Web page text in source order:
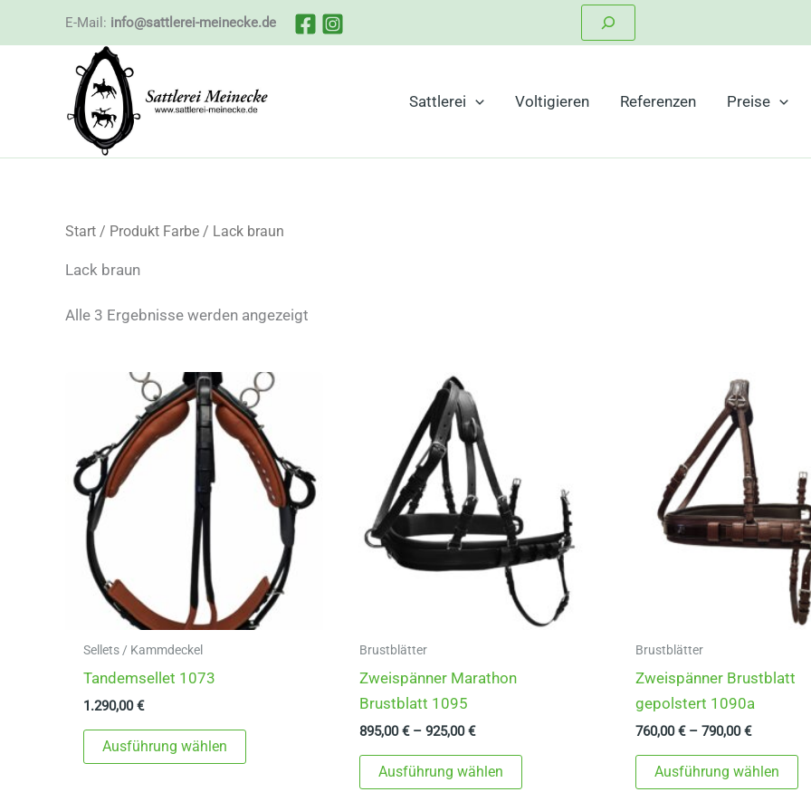
E-Mail: info@sattlerei-meinecke.de
Sattlerei Voltigieren Referenzen Preise
Start / Produkt Farbe / Lack braun
Lack braun
Alle 3 Ergebnisse werden angezeigt
Sellets / Kammdeckel
Tandemsellet 1073
1.290,00€
Ausführung wählen
Dieses
Produkt
Brustblätter
Zweispänner Marathon
Brustblatt 1095
895,00€–925,00€
Ausführung wählen
Dieses
Produkt
Brustblätter
Zweispänner Brustblatt
gepolstert 1090a
760,00€–790,00€
Ausführung wählen